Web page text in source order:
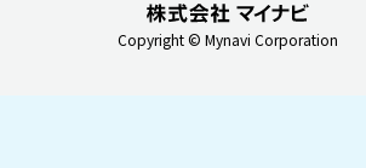
Copyright © Mynavi Corporation